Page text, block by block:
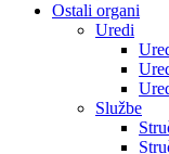
Ostali organi
Uredi
Službe